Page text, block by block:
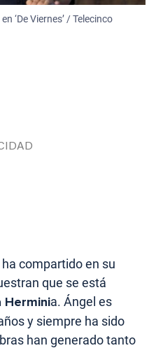
‘De Viernes’ / Telecinco
compartido en su
que se está
Herminia. Ángel es
y siempre ha sido
han generado tanto